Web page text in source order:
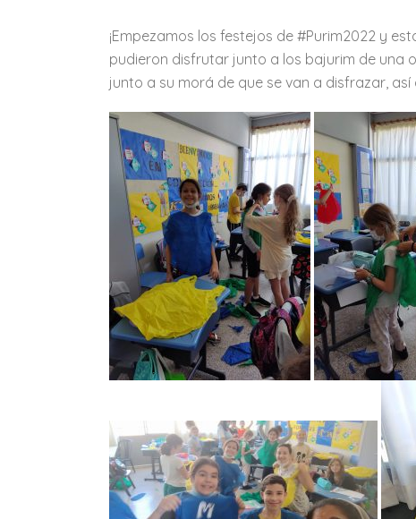
¡Empezamos los festejos de #Purim2022 y
pudieron disfrutar junto a los bajurim de una
junto a su morá de que se van a disfrazar,